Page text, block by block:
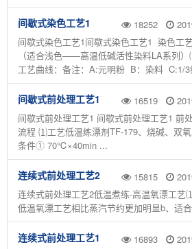
18252
间歇式染色工艺1
间歇式染色工艺1间歇式染色工艺1 染色工
（适合浅色——高温低碱活性染料LA系列
工艺曲线：备注：A:元明粉 B：染料 C:1/3
16519
间歇式前处理工艺1
间歇式前处理工艺1 间歇式前处理工艺1 前
流程 ⑴工艺低温练漂剂TF-179、烧碱、双
条件① 70℃×40min ...
15815
连续式前处理工艺2
连续式前处理工艺2低温煮练-高温氧漂工
低温氧漂工艺相比蒸汽节约更加明显b、适
16893
连续式前处理工艺1